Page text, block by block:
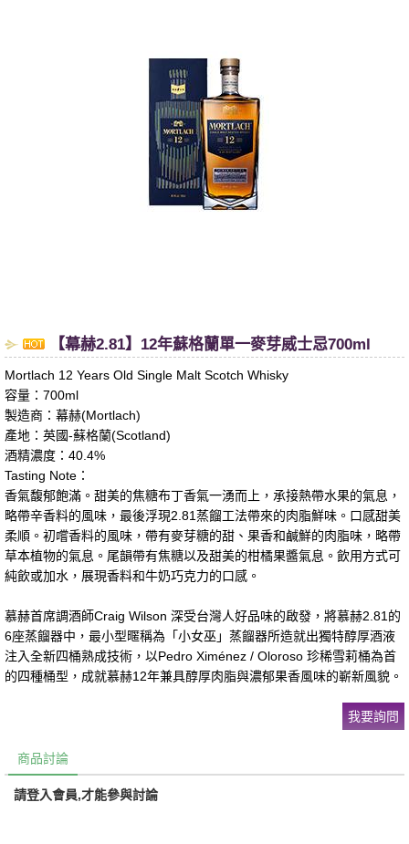
​【幕赫2.81】12年蘇格蘭單一麥芽威士忌700ml
Mortlach 12 Years Old Single Malt Scotch Whisky
容量：700ml
製造商：幕赫(Mortlach)
產地：英國-蘇格蘭(Scotland)
酒精濃度：40.4%
Tasting Note：
香氣馥郁飽滿。甜美的焦糖布丁香氣一湧而上，承接熱帶水果的氣息，
略帶辛香料的風味，最後浮現2.81蒸餾工法帶來的肉脂鮮味。口感甜美
柔順。初嚐香料的風味，帶有麥芽糖的甜、果香和鹹鮮的肉脂味，略帶
草本植物的氣息。尾韻帶有焦糖以及甜美的柑橘果醬氣息。飲用方式可
純飲或加水，展現香料和牛奶巧克力的口感。
慕赫首席調酒師Craig Wilson 深受台灣人好品味的啟發，將慕赫2.81的
6座蒸餾器中，最小型暱稱為「小女巫」蒸餾器所造就出獨特醇厚酒液
注入全新四桶熟成技術，以Pedro Ximénez / Oloroso 珍稀雪莉桶為首
的四種桶型，成就慕赫12年兼具醇厚肉脂與濃郁果香風味的嶄新風貌。
我要詢問
商品討論
請登入會員,才能參與討論